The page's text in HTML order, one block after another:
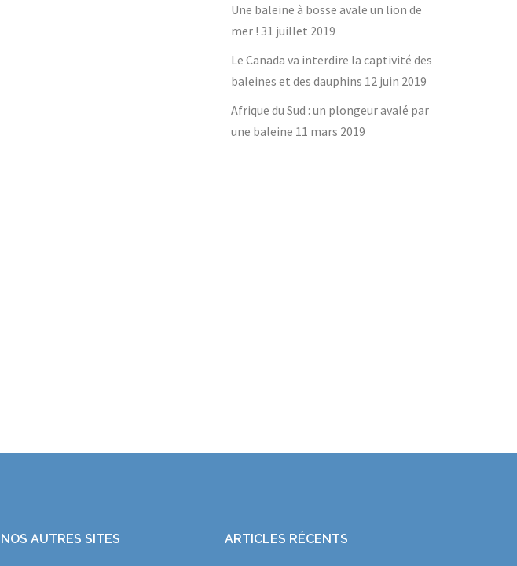
Une baleine à bosse avale un lion de
mer ! 31 juillet 2019
Le Canada va interdire la captivité des
baleines et des dauphins 12 juin 2019
Afrique du Sud : un plongeur avalé par
une baleine 11 mars 2019
NOS AUTRES SITES ARTICLES RÉCENTS